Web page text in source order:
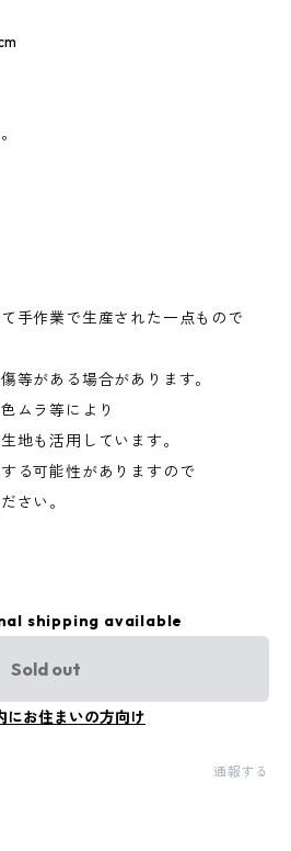
手作業で生産された一点もので
等がある場合があります。
ムラ等により
地も活用しています。
る可能性がありますので
さい。
shipping available
Sold out
にお住まいの方向け
通報する